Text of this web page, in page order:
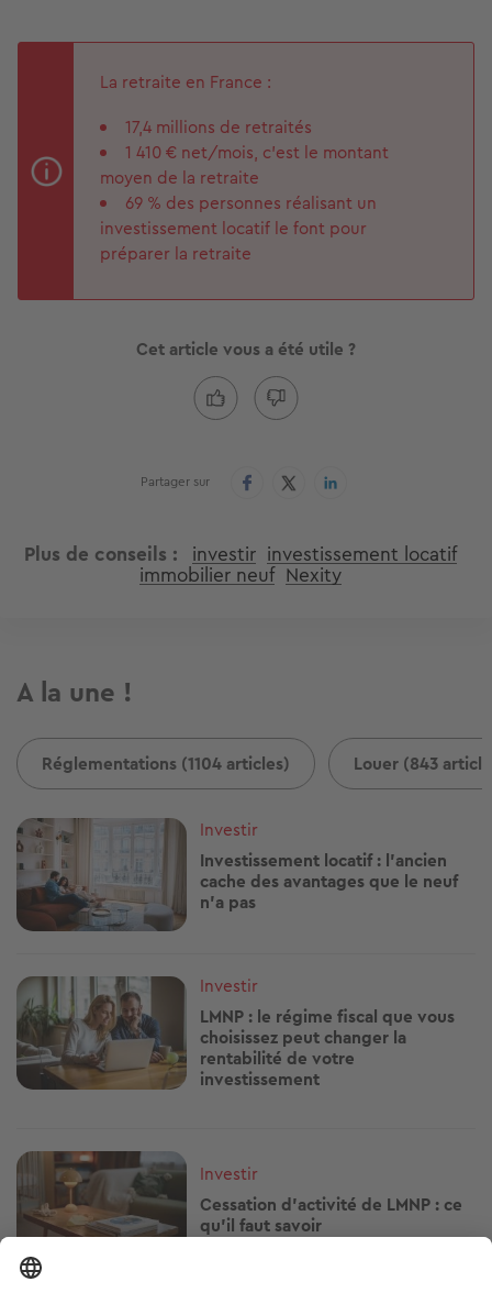
La retraite en France :
17,4 millions de retraités
1 410 € net/mois, c’est le montant
moyen de la retraite
69 % des personnes réalisant un
investissement locatif le font pour
préparer la retraite
Cet article vous a été utile ?
Partager sur
Plus de conseils investir investissement locatif
immobilier neuf Nexity
A la une !
Réglementations (1104 articles) Louer (843
Image
Investir
Investissement locatif : l'ancien
cache des avantages que le neuf
n'a pas
Image
Investir
LMNP : le régime fiscal que vous
choisissez peut changer la
rentabilité de votre
investissement
Image
Investir
Cessation d’activité de LMNP : ce
qu'il faut savoir